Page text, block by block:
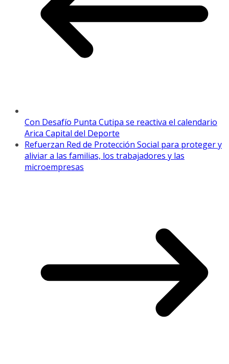
Con Desafío Punta Cutipa se reactiva el calendario
Arica Capital del Deporte
Refuerzan Red de Protección Social para proteger y
aliviar a las familias, los trabajadores y las
microempresas